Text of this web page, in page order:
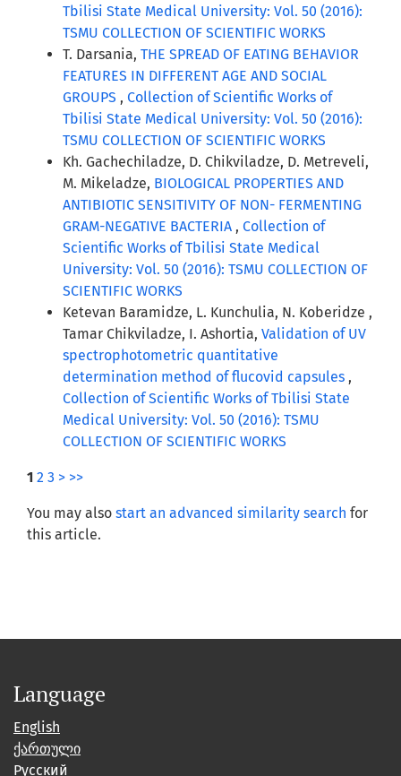
Tbilisi State Medical University: Vol. 50 (2016):
TSMU COLLECTION OF SCIENTIFIC WORKS
T. Darsania, THE SPREAD OF EATING BEHAVIOR
FEATURES IN DIFFERENT AGE AND SOCIAL
GROUPS , Collection of Scientific Works of
Tbilisi State Medical University: Vol. 50 (2016):
TSMU COLLECTION OF SCIENTIFIC WORKS
Kh. Gachechiladze, D. Chikviladze, D. Metreveli,
M. Mikeladze, BIOLOGICAL PROPERTIES AND
ANTIBIOTIC SENSITIVITY OF NON- FERMENTING
GRAM-NEGATIVE BACTERIA , Collection of
Scientific Works of Tbilisi State Medical
University: Vol. 50 (2016): TSMU COLLECTION OF
SCIENTIFIC WORKS
Ketevan Baramidze, L. Kunchulia, N. Koberidze ,
Tamar Chikviladze, I. Ashortia, Validation of UV
spectrophotometric quantitative
determination method of flucovid capsules ,
Collection of Scientific Works of Tbilisi State
Medical University: Vol. 50 (2016): TSMU
COLLECTION OF SCIENTIFIC WORKS
1 2 3 > >>
You may also start an advanced similarity search for
this article.
Language
English
ქართული
Русский